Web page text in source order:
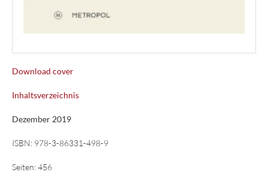
Download cover
Inhaltsverzeichnis
Dezember 2019
ISBN: 978-3-86331-498-9
Seiten:456